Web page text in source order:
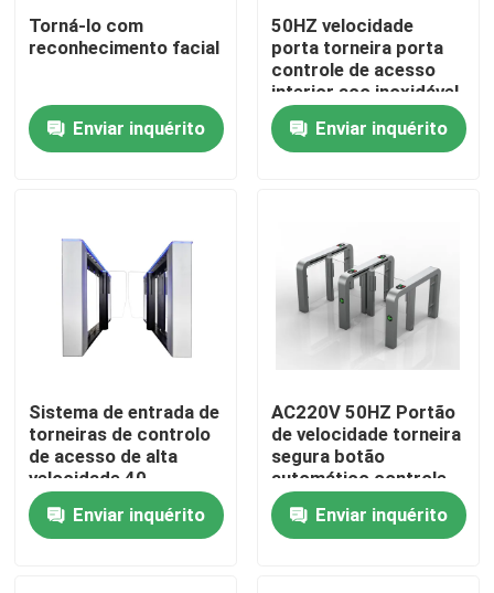
Produtos
Vídeos
Fábrica
Controle de Qualidade
notícias
Pedir um orçamento
Torná-lo com
reconhecimento facial
Enviar inquérito
50HZ velocidade
porta torneira porta
controle de acesso
interior aço inoxidável
304
Enviar inquérito
Sistema de entrada de
torneiras de controlo
de acesso de alta
velocidade 40
Passagem por
pessoa/minEnviar inquérito
AC220V 50HZ Portão
de velocidade torneira
segura botão
automático controle
remoto
Enviar inquérito